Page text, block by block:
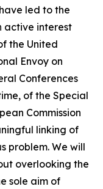
led to the
active interest
the United
Envoy on
Conferences
of the Special
Commission
linking of
problem. We will
overlooking the
sole aim of